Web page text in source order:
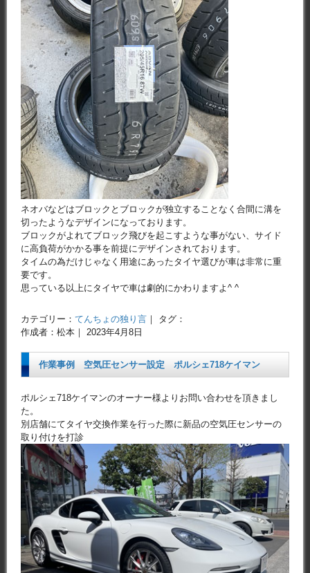
ネオバなどはブロックとブロックが独立することなく合間に溝を
切ったようなデザインになっております。
ブロックがよれてブロック飛びを起こすような事がない、サイド
に高負荷がかかる事を前提にデザインされております。
タイムの為だけじゃなく用途にあったタイヤ選びが車は非常に重
要です。
思っている以上にタイヤで車は劇的にかわりますよ^ ^
カテゴリー： てんちょの独り言 ｜ タグ：
作成者：松本｜ 2023年4月8日
作業事例 空気圧センサー設定 ポルシェ718ケイマン
ポルシェ718ケイマンのオーナー様よりお問い合わせを頂きまし
た。
別店舗にてタイヤ交換作業を行った際に新品の空気圧センサーの
取り付けを打診